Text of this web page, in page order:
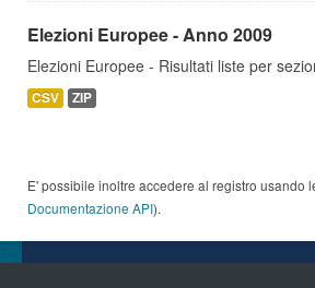
Elezioni Europee - Anno 2009
Elezioni Europee - Risultati liste per
CSV ZIP
E' possibile inoltre accedere al registro usando
Documentazione API).